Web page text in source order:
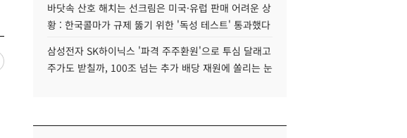
바닷속 산호 해치는 선크림은 미국·유럽 판매 어려운 상
황 : 한국콜마가 규제 뚫기 위한 '독성 테스트' 통과했다
삼성전자 SK하이닉스 '파격 주주환원'으로 투심 달래고
주가도 받칠까, 100조 넘는 추가 배당 재원에 쏠리는 눈